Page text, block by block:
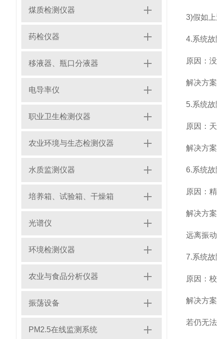
煤质检测仪器
药检仪器
移液器、瓶口分液器
电导率仪
职业卫生检测仪器
农业环境与生态检测仪器
水质监测仪器
培养箱、试验箱、干燥箱
光谱仪
环境检测仪器
农业与食品分析仪器
振荡设备
PM2.5在线监测系统
3)假如
4.系统
原因：
解决方
5.系统
原因：
解决方
6.系统
原因：
解决方
远离振
7.系统
原因：
解决方
若仍无